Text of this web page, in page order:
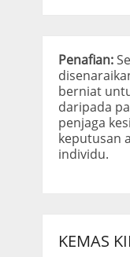
Penafian:
berniat
daripada
penjaga
keputusan
individu.
KEMAS